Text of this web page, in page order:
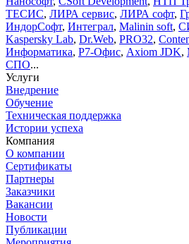
ТЕСИС, ЛИРА сервис, ЛИРА софт,
ИндорСофт, Интеграл, Malinin soft,
Kaspersky Lab, Dr.Web, PRO32,
Информатика, Р7-Офис, Axiom JDK,
СПО...
Услуги
Внедрение
Обучение
Техническая поддержка
Истории успеха
Компания
О компании
Сертификаты
Партнеры
Заказчики
Вакансии
Новости
Публикации